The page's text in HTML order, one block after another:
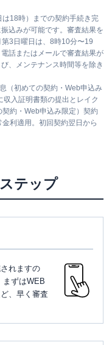
18時）までの契約手続き完
込みが可能です。審査結果を
3日曜日は、8時10分〜19
話またはメールで審査結果が
、メンテナンス時間等を除き
（初めての契約・Web申込み
入証明書類の提出とレイク
約・Web申込み限定）契約
利適用。初回契約翌日から
テップ
れますの
まずはWEB
、早く審査